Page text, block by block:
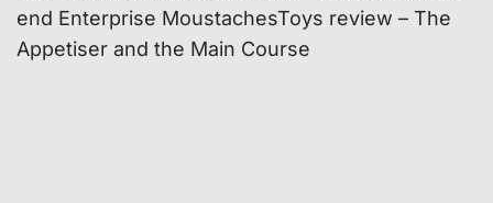
end Enterprise MoustachesToys review – The
Appetiser and the Main Course